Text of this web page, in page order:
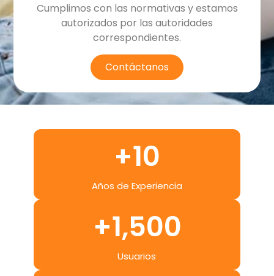
Cumplimos con las normativas y estamos
autorizados por las autoridades
correspondientes.
Contáctanos
Años de Experiencia
+10
Usuarios
+1,500